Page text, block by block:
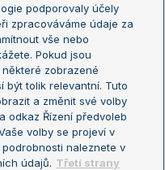
mistrů
mistryň
podporovaly účely
zpracováváme údaje za
vše nebo
Pokud jsou
zobrazené
být tolik relevantní. Tuto
a změnit své volby
odkaz Řízení předvoleb
volby se projeví v
naleznete v
údajů. Třetí strany